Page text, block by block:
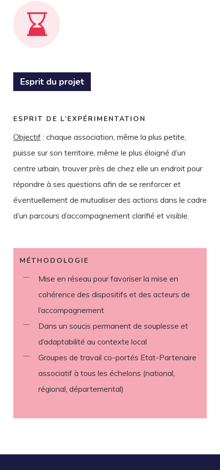
Esprit du projet
ESPRIT DE L’EXPÉRIMENTATION
Objectif: chaque association, même la plus petite,
puisse sur son territoire, même le plus éloigné d’un
centre urbain, trouver près de chez elle un endroit pour
répondre à ses questions afin de se renforcer et
éventuellement de mutualiser des actions dans le cadre
d’un parcours d’accompagnement clarifié et visible.
MÉTHODOLOGIE
Mise en réseau pour favoriser la mise en
cohérence des dispositifs et des acteurs de
l’accompagnement
Dans un soucis permanent de souplesse et
d’adaptabilité au contexte local
Groupes de travail co-portés Etat-Partenaire
associatif à tous les échelons (national,
régional, départemental)